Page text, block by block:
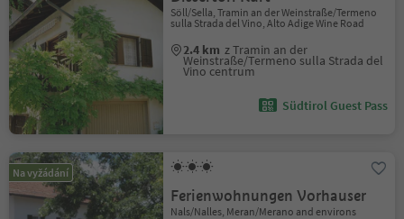
Söll/Sella, Tramin an der Weinstraße/Termeno
sulla Strada del Vino, Alto Adige Wine Road
2.4 km z Tramin an der
Weinstraße/Termeno sulla Strada del
Vino centrum
Südtirol Guest Pass
Na vyžádání
Ferienwohnungen Vorhauser
Nals/Nalles, Meran/Merano and environs